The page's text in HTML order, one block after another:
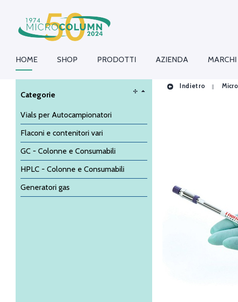
HOME SHOP PRODOTTI AZIENDA MARCHI
Categorie
Vials per Autocampionatori
Flaconi e contenitori vari
GC - Colonne e Consumabili
HPLC - Colonne e Consumabili
Generatori gas
Indietro